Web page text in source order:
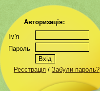
Авторизація:
Ім'я
Пароль
Реєстрація / Забули пароль?